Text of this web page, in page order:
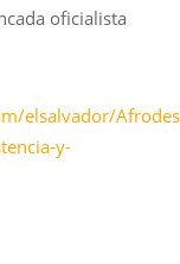
oficialista
elsalvador/
y-